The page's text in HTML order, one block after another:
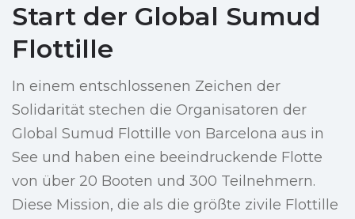
Start der Global Sumud
Flottille
In einem entschlossenen Zeichen der
Solidarität stechen die Organisatoren der
Global Sumud Flottille von Barcelona aus in
See und haben eine beeindruckende Flotte
von über 20 Booten und 300 Teilnehmern.
Diese Mission, die als die größte zivile Flottille